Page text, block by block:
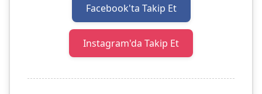
Facebook'ta Takip Et
Instagram'da Takip Et